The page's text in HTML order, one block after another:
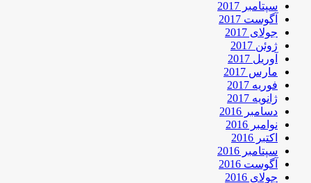
سپتامبر 2017
آگوست 2017
جولای 2017
ژوئن 2017
آوریل 2017
مارس 2017
فوریه 2017
ژانویه 2017
دسامبر 2016
نوامبر 2016
اکتبر 2016
سپتامبر 2016
آگوست 2016
جولای 2016